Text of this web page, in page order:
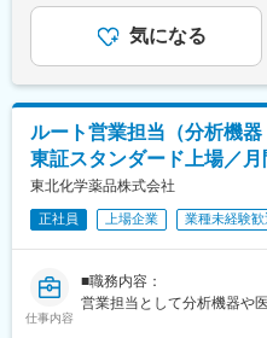
代金をいただきます。
・お客様の医薬品の使用状
をお伺いしながら、適切な
薬）の他、信頼できる医薬
のお客様を担当していただ
います。
・お客様は個人がメインで
しゃいます。
・基本的にはルート営業で
先数が減らないように新規
割以上が既存向け営業です。
■求める役割：
手当＞有＜給与補足＞※給
決定します。■昇給：有（※
賞与：年2回（※前年度支給
目安の金額であり、選考を
給(月額)は固定手当を含め
気になる
ルート営業担当（分析機
東証スタンダード上場／
東北化学薬品株式会社
正社員 上場企業 業種未経験歓
仕事内容
■職務内容：
営業担当として分析機器や